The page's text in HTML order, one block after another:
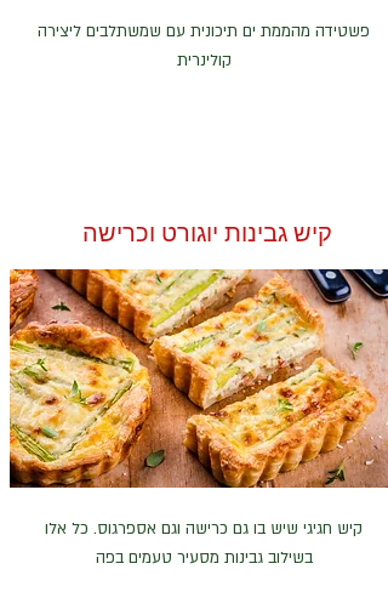
פשטידה מהממת ים תיכונית עם שמשתלבים ליצירה
קולינרית
קיש גבינות יוגורט וכרישה
קיש חגיגי שיש בו גם כרישה וגם אספרגוס. כל אלו
בשילוב גבינות מסעיר טעמים בפה